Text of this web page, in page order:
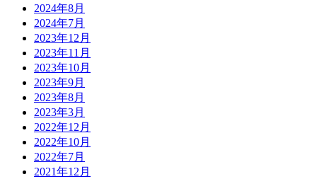
2024年8月
2024年7月
2023年12月
2023年11月
2023年10月
2023年9月
2023年8月
2023年3月
2022年12月
2022年10月
2022年7月
2021年12月